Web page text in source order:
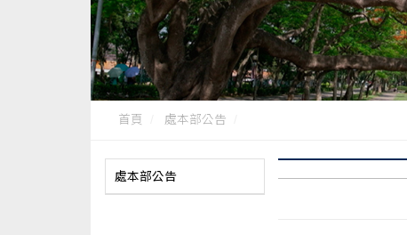
首頁 處本部公告
處本部公告